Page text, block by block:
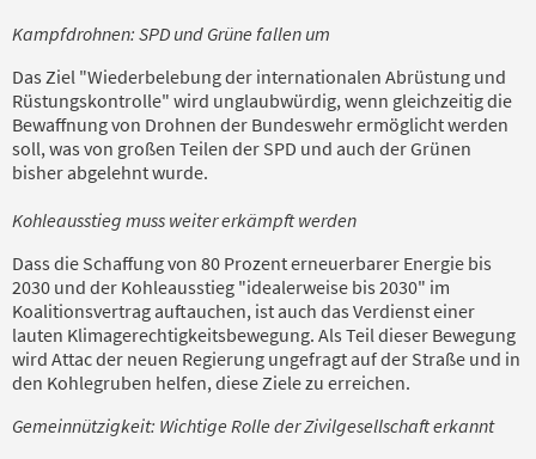
Kampfdrohnen: SPD und Grüne fallen um
Das Ziel "Wiederbelebung der internationalen Abrüstung und
Rüstungskontrolle" wird unglaubwürdig, wenn gleichzeitig die
Bewaffnung von Drohnen der Bundeswehr ermöglicht werden
soll, was von großen Teilen der SPD und auch der Grünen
bisher abgelehnt wurde.
Kohleausstieg muss weiter erkämpft werden
Dass die Schaffung von 80 Prozent erneuerbarer Energie bis
2030 und der Kohleausstieg "idealerweise bis 2030" im
Koalitionsvertrag auftauchen, ist auch das Verdienst einer
lauten Klimagerechtigkeitsbewegung. Als Teil dieser Bewegung
wird Attac der neuen Regierung ungefragt auf der Straße und in
den Kohlegruben helfen, diese Ziele zu erreichen.
Gemeinnützigkeit: Wichtige Rolle der Zivilgesellschaft erkannt